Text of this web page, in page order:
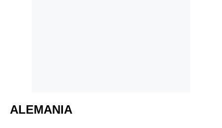
ALEMANIA